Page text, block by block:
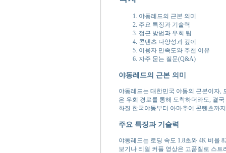
야동레드의 근본 의미
주요 특징과 기술력
접근 방법과 우회 팁
콘텐츠 다양성과 깊이
이용자 만족도와 추천 이유
자주 묻는 질문(Q&A)
야동레드의 근본 의미
야동레드는 대한민국 야동의 근본이자,
은 우회 경로를 통해 도착하더라도, 결
화질 한국야동부터 아마추어 콘텐츠까
주요 특징과 기술력
야동레드는 로딩 속도 1.8초와 4K 비율
보기나 리얼 커플 영상은 고품질로 스